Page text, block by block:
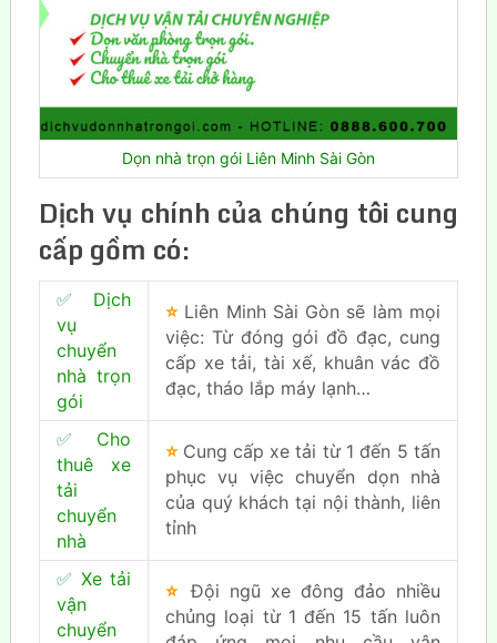
Dọn nhà trọn gói Liên Minh Sài Gòn
Dịch vụ chính của chúng tôi cung
cấp gồm có:
✅ Dịch
vụ
chuyển
nhà trọn
gói
⭐ Liên Minh Sài Gòn sẽ làm mọi
việc: Từ đóng gói đồ đạc, cung
cấp xe tải, tài xế, khuân vác đồ
đạc, tháo lắp máy lạnh…
✅
Cho
thuê xe
tải
chuyển
nhà
⭐ Cung cấp xe tải từ 1 đến 5 tấn
phục vụ việc chuyển dọn nhà
của quý khách tại nội thành, liên
tỉnh
✅ Xe tải
vận
chuyển
⭐Đội ngũ xe đông đảo nhiều
chủng loại từ 1 đến 15 tấn luôn